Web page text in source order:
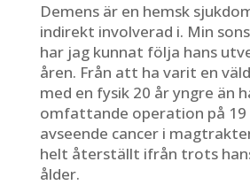
Demens är en hemsk
indirekt involverad i. Min
har jag kunnat följa hans
åren. Från att ha varit en
med en fysik 20 år yngre än
omfattande operation på
avseende cancer i
helt återställt ifrån trots
ålder.